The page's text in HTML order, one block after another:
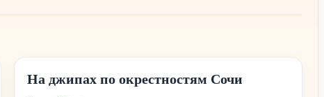
На джипах по окрестностям Сочи